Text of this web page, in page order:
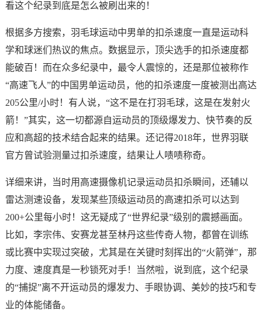
看这个纪录到底是怎么被刷出来的！
根据多方搜索，羽毛球运动中男单的扣杀速度一直是运动科
学和球迷们热议的焦点。数据显示，顶尖选手的扣杀速度都
能破百！而在众多纪录中，最令人震惊的，还是那位被称作
“高速飞人”的中国男单运动员，他的扣杀速度一度被测出高达
205公里/小时！有人说，“这不是在打羽毛球，这是在发射火
箭！”其实，这一切都源自运动员的顶级爆发力、快节奏的反
应和高超的技术结合起来的结果。还记得2018年，世界羽联
官方曾试验测量过扣杀速度，结果让人啧啧称奇。
详细来讲，当时用高速摄像机记录运动员扣杀瞬间，还辅以
雷达测速设备，发现某些顶级运动员的高速扣杀可以达到
200+公里每小时！这无疑成了“世界纪录”级别的震撼画面。
比如，李宗伟、安赛龙甚至林丹这些传奇人物，都曾在训练
或比赛中实现过突破，尤其是在关键时刻挥出的“火箭弹”，那
力度、速度真是一秒锁死对手！当然啦，说到底，这个纪录
的“捕捉”离不开运动员的爆发力、手眼协调、美妙的技巧和专
业的体能储备。